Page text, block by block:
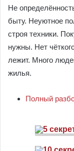
Не
быту. Неуютное
строя техники.
нужны. Нет
лежит. Много
жилья.
Полный